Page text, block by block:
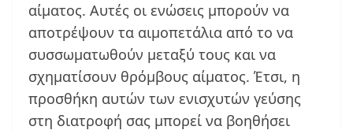
αίματος. Αυτές οι ενώσεις μπορούν να
αποτρέψουν τα αιμοπετάλια από το να
συσσωματωθούν μεταξύ τους και να
σχηματίσουν θρόμβους αίματος. Έτσι, η
προσθήκη αυτών των ενισχυτών γεύσης
στη διατροφή σας μπορεί να βοηθήσει